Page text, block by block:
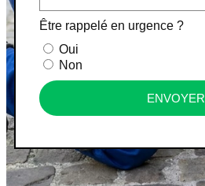
Être rappelé en urgence ?
Oui
Non
ENVOYER